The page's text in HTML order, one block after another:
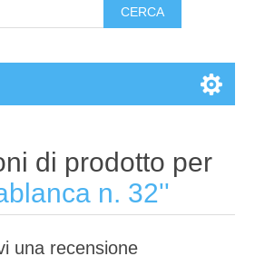
di prodotto per
n. 32
una recensione